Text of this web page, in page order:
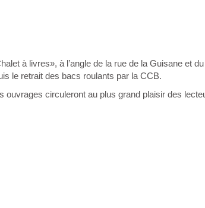
à livres», à l’angle de la rue de la Guisane et
le retrait des bacs roulants par la CCB.
circuleront au plus grand plaisir des